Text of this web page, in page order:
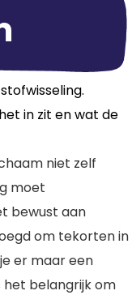
in zit en wat de
niet zelf
moet
bewust aan
om tekorten in
er maar een
het belangrijk om